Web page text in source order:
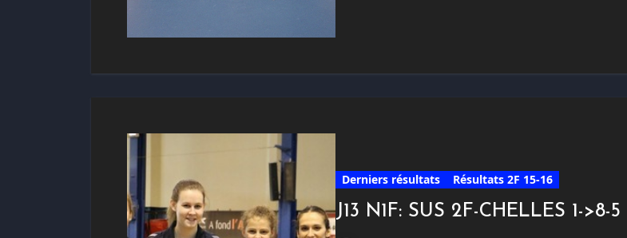
Derniers résultats Résultats 2F 15-16
J13 N1F: SUS 2F-CHELLES 1->8-5